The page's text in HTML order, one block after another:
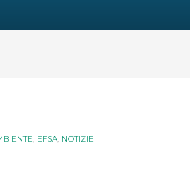
, EFSA, NOTIZIE